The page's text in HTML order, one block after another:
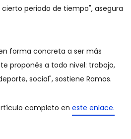
periodo de tiempo", asegura
forma concreta a ser más
proponés a todo nivel: trabajo,
social", sostiene Ramos.
completo en este enlace.